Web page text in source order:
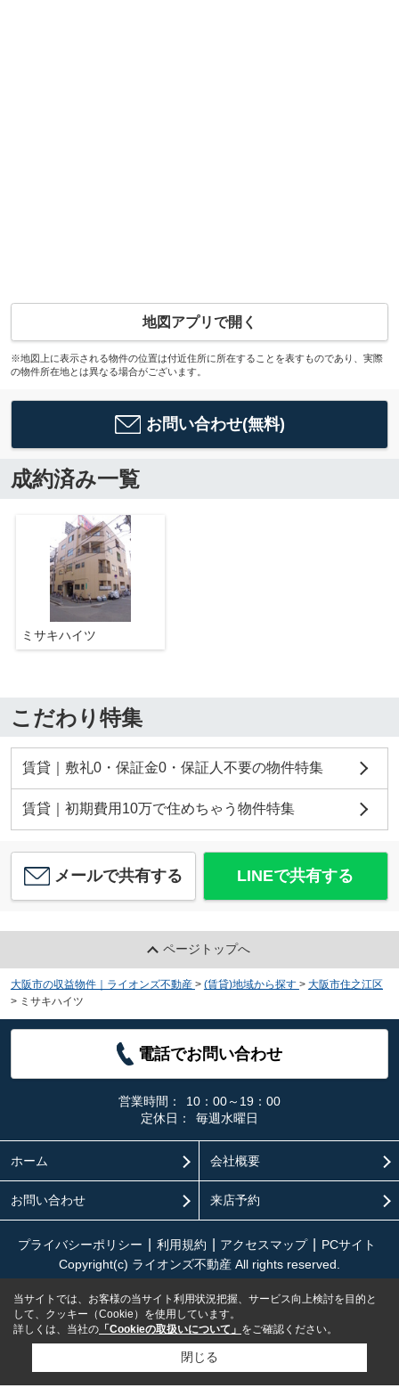
地図アプリで開く
※地図上に表示される物件の位置は付近住所に所在することを表すものであり、実際
の物件所在地とは異なる場合がございます。
お問い合わせ(無料)
成約済み一覧
ミサキハイツ
こだわり特集
賃貸｜敷礼0・保証金0・保証人不要の物件特集
賃貸｜初期費用10万で住めちゃう物件特集
メールで共有する LINEで共有する
ページトップへ
大阪市の収益物件｜ライオンズ不動産 > (賃貸)地域から探す > 大阪市住之江区
> ミサキハイツ
電話でお問い合わせ
営業時間：
10：00～19：00
定休日：
毎週水曜日
ホーム 会社概要
お問い合わせ 来店予約
プライバシーポリシー 利用規約 アクセスマップ
PCサイト
Copyright(c) ライオンズ不動産 All rights reserved.
当サイトでは、お客様の当サイト利用状況把握、サービス向上検討を目的と
して、クッキー（Cookie）を使用しています。
詳しくは、当社の 「Cookieの取扱いについて」 をご確認ください。
閉じる